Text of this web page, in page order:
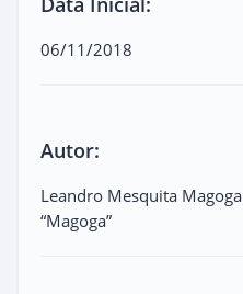
06/11/2018
Autor:
Leandro Mesquita Magoga
“Magoga”